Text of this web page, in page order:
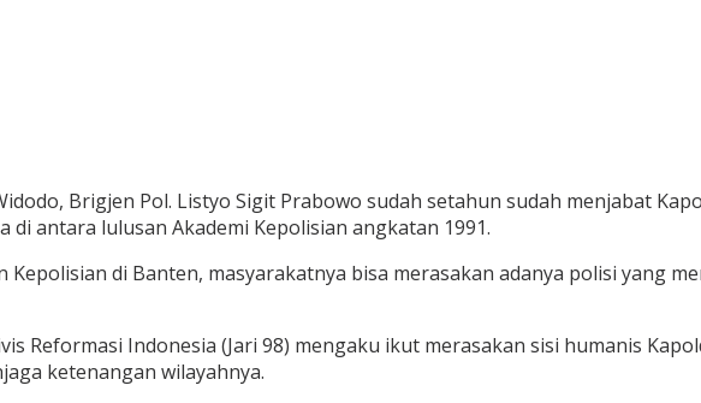
Brigjen Pol. Listyo Sigit Prabowo sudah setahun sudah menjabat
antara lulusan Akademi Kepolisian angkatan 1991.
Kepolisian di Banten, masyarakatnya bisa merasakan adanya polisi yang
Reformasi Indonesia (Jari 98) mengaku ikut merasakan sisi humanis
ketenangan wilayahnya.